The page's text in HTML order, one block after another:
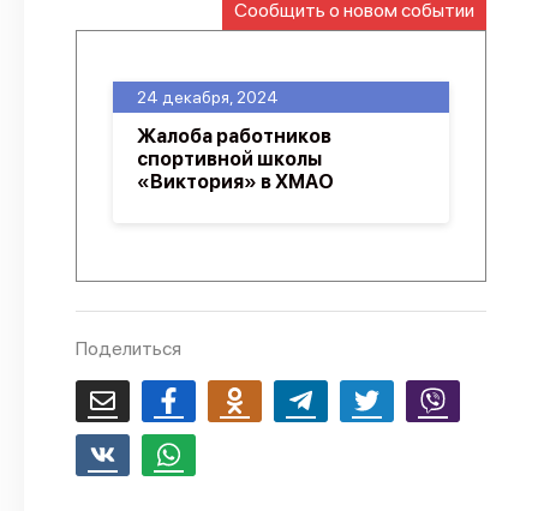
О проекте
Сообщить о новом событии
24 декабря, 2024
Жалоба работников
спортивной школы
«Виктория» в ХМАО
Поделиться